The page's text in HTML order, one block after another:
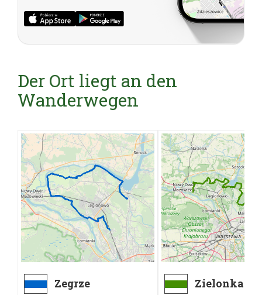
Der Ort liegt an den
Wanderwegen
Zegrze Zielonka